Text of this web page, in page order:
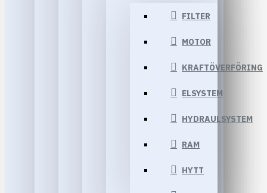
FILTER
MOTOR
KRAFTÖVERFÖRING
ELSYSTEM
HYDRAULSYSTEM
RAM
HYTT